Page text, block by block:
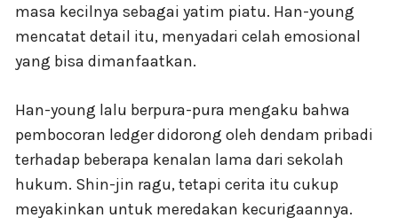
masa kecilnya sebagai yatim piatu. Han-young
mencatat detail itu, menyadari celah emosional
yang bisa dimanfaatkan.
Han-young lalu berpura-pura mengaku bahwa
pembocoran ledger didorong oleh dendam pribadi
terhadap beberapa kenalan lama dari sekolah
hukum. Shin-jin ragu, tetapi cerita itu cukup
meyakinkan untuk meredakan kecurigaannya.